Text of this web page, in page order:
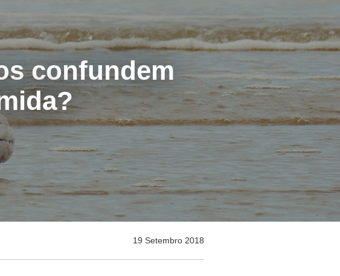
confundem
19 Setembro 2018